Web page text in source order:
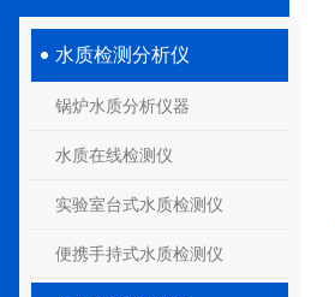
水质检测分析仪
锅炉水质分析仪器
水质在线检测仪
实验室台式水质检测仪
便携手持式水质检测仪